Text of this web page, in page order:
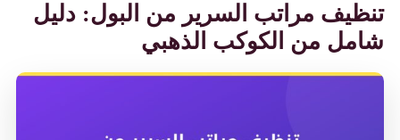
تنظيف مراتب السرير من البول: دليل
شامل من الكوكب الذهبي